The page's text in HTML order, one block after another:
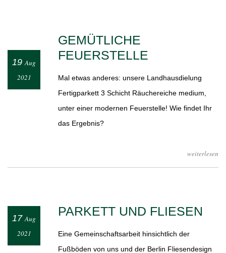
GEMÜTLICHE
FEUERSTELLE
19 Aug
2021
Mal etwas anderes: unsere Landhausdielung
Fertigparkett 3 Schicht Räuchereiche medium,
unter einer modernen Feuerstelle! Wie findet Ihr
das Ergebnis?
weiterlesen
PARKETT UND FLIESEN
17 Aug
2021
Eine Gemeinschaftsarbeit hinsichtlich der
Fußböden von uns und der Berlin Fliesendesign